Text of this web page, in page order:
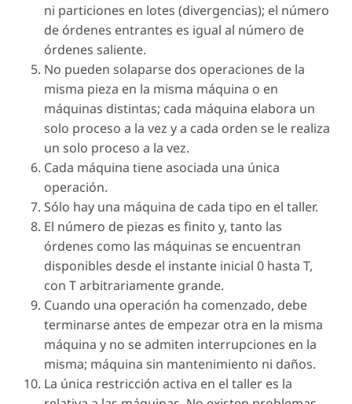
ni particiones en lotes (divergencias); el número
de órdenes entrantes es igual al número de
órdenes saliente.
No pueden solaparse dos operaciones de la
misma pieza en la misma máquina o en
máquinas distintas; cada máquina elabora un
solo proceso a la vez y a cada orden se le realiza
un solo proceso a la vez.
Cada máquina tiene asociada una única
operación.
Sólo hay una máquina de cada tipo en el taller.
El número de piezas es finito y, tanto las
órdenes como las máquinas se encuentran
disponibles desde el instante inicial 0 hasta T,
con T arbitrariamente grande.
Cuando una operación ha comenzado, debe
terminarse antes de empezar otra en la misma
máquina y no se admiten interrupciones en la
misma; máquina sin mantenimiento ni daños.
La única restricción activa en el taller es la